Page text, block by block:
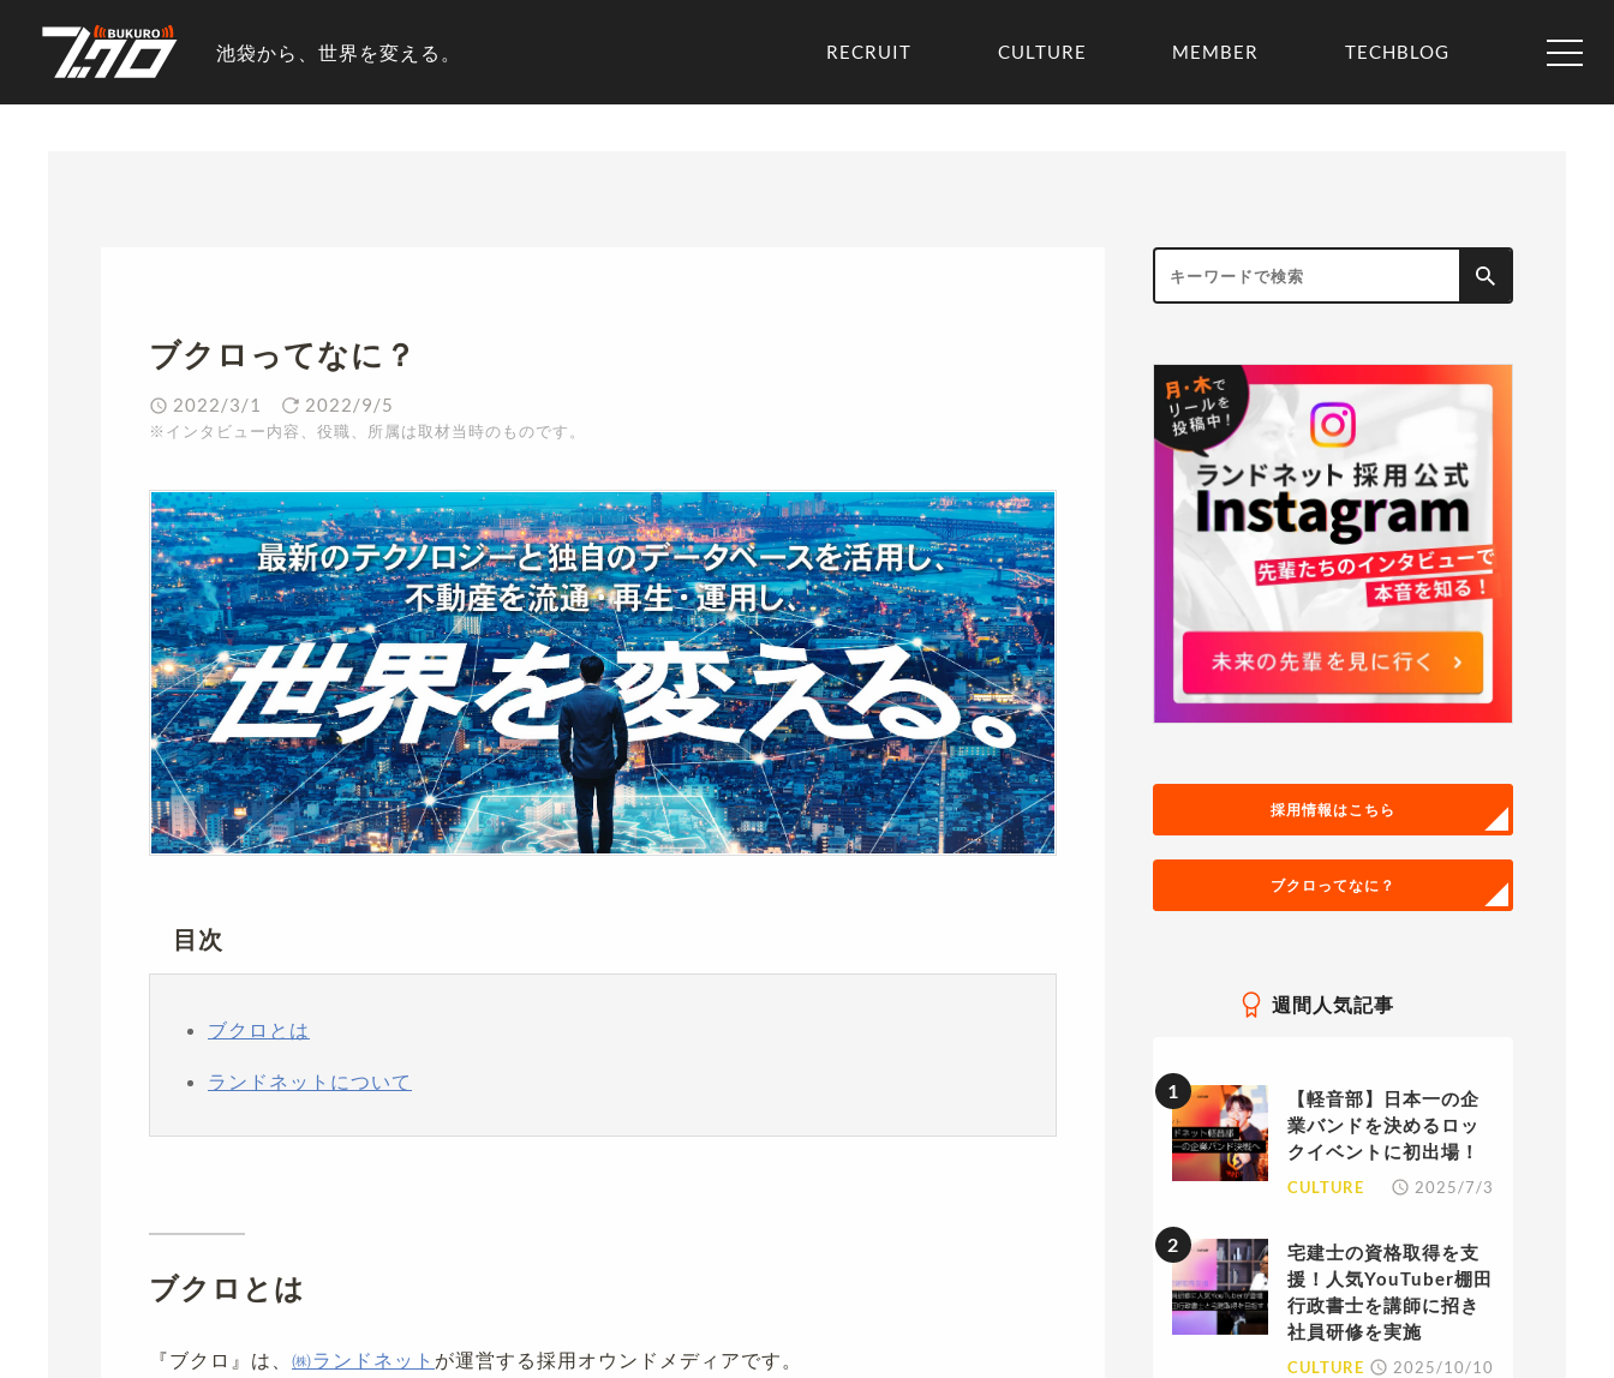
池袋から、世界を変える。 RECRUIT CULTURE MEMBER TECHBLOG
ブクロってなに？
2022/3/1 2022/9/5
※インタビュー内容、役職、所属は取材当時のものです。
目次
ブクロとは
ランドネットについて
ブクロとは
『ブクロ』は、 ㈱ランドネット が運営する採用オウンドメディアです。
採用情報はこちら
ブクロってなに？
週間人気記事
【軽音部】日本一の企
業バンドを決めるロッ
クイベントに初出場！
CULTURE 2025/7/3
宅建士の資格取得を支
援！人気YouTuber棚田
行政書士を講師に招き
社員研修を実施
CULTURE 2025/10/10